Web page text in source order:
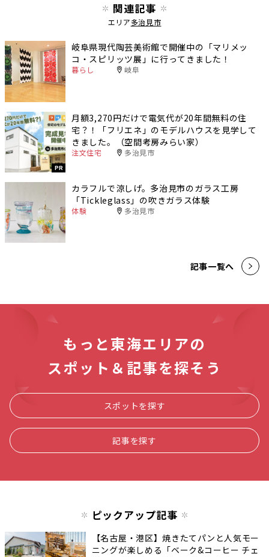
関連記事
エリア多治見市
岐阜県現代陶芸美術館で開催中の「マリメッ
コ・スピリッツ展」に行ってきました！
暮らし 岐阜
PR
月額3,270円だけで電気代が20年間無料の住
宅？！「フリエネ」のモデルハウスを見学して
きました。（空間考房みらい家）
注文住宅 多治見市
カラフルで涼しげ。多治見市のガラス工房
「Tickleglass」の吹きガラス体験
体験 多治見市
記事一覧へ
もっと東海エリアの
スポット＆記事を探そう
スポットを探す
記事を探す
ピックアップ記事
【名古屋・港区】焼きたてパンと人気モー
ニングが楽しめる「ベーク&コーヒー チェ